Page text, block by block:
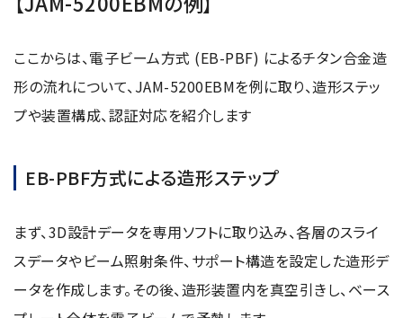
ここからは、電子ビーム方式 (EB-PBF) によるチタン合金造
形の流れについて、JAM-5200EBMを例に取り、造形ステッ
プや装置構成、認証対応を紹介します
EB-PBF方式による造形ステップ
まず、3D設計データを専用ソフトに取り込み、各層のスライ
スデータやビーム照射条件、サポート構造を設定した造形デ
ータを作成します。その後、造形装置内を真空引きし、ベース